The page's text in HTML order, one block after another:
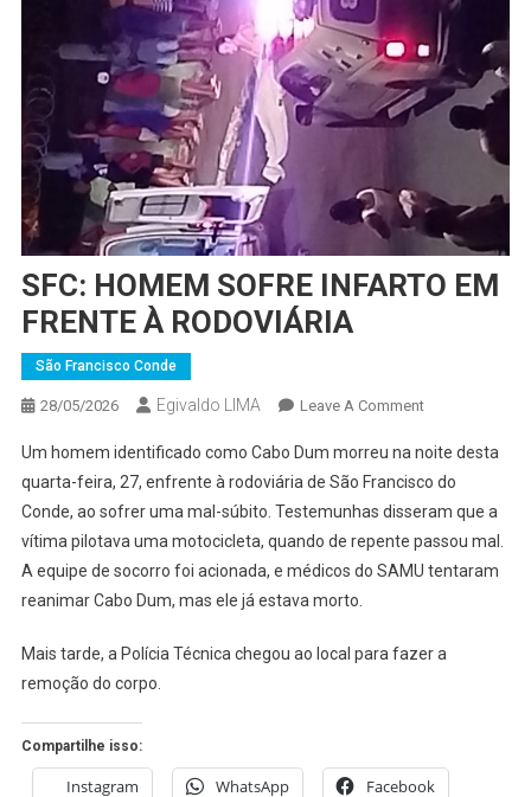
SFC: HOMEM SOFRE INFARTO EM
FRENTE À RODOVIÁRIA
São Francisco Conde
28/05/2026 Egivaldo LIMA Leave A CommentOn
HOMEM
SOFRE
INFARTO
EM
FRENTE
Um homem identificado como Cabo Dum morreu na noite desta
quarta-feira, 27, enfrente à rodoviária de São Francisco do
Conde, ao sofrer uma mal-súbito. Testemunhas disseram que a
vítima pilotava uma motocicleta, quando de repente passou mal.
A equipe de socorro foi acionada, e médicos do SAMU tentaram
reanimar Cabo Dum, mas ele já estava morto.
Mais tarde, a Polícia Técnica chegou ao local para fazer a
remoção do corpo.
Compartilhe isso:
Instagram WhatsApp Facebook